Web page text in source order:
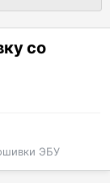
со
ЭБУ